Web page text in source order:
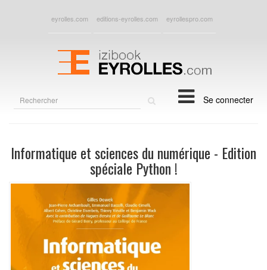
eyrolles.com editions-eyrolles.com eyrollespro.com
Se connecter
Informatique et sciences du numérique - Edition
spéciale Python !